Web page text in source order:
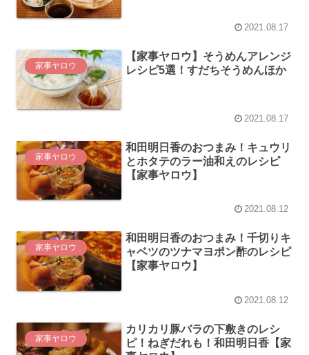
2021.08.17
家事ヤロウ
【家事ヤロウ】そうめんアレンジ
レシピ5選！すだちそうめんほか
2021.08.17
家事ヤロウ
和田明日香のおつまみ！キュウリ
とホタテのラー油和えのレシピ
【家事ヤロウ】
2021.08.12
家事ヤロウ
和田明日香のおつまみ！千切りキ
ャベツのツナマヨポン酢のレシピ
【家事ヤロウ】
2021.08.12
家事ヤロウ
カリカリ豚バラの下敷きのレシ
ピ！ねぎだれも！和田明日香【家